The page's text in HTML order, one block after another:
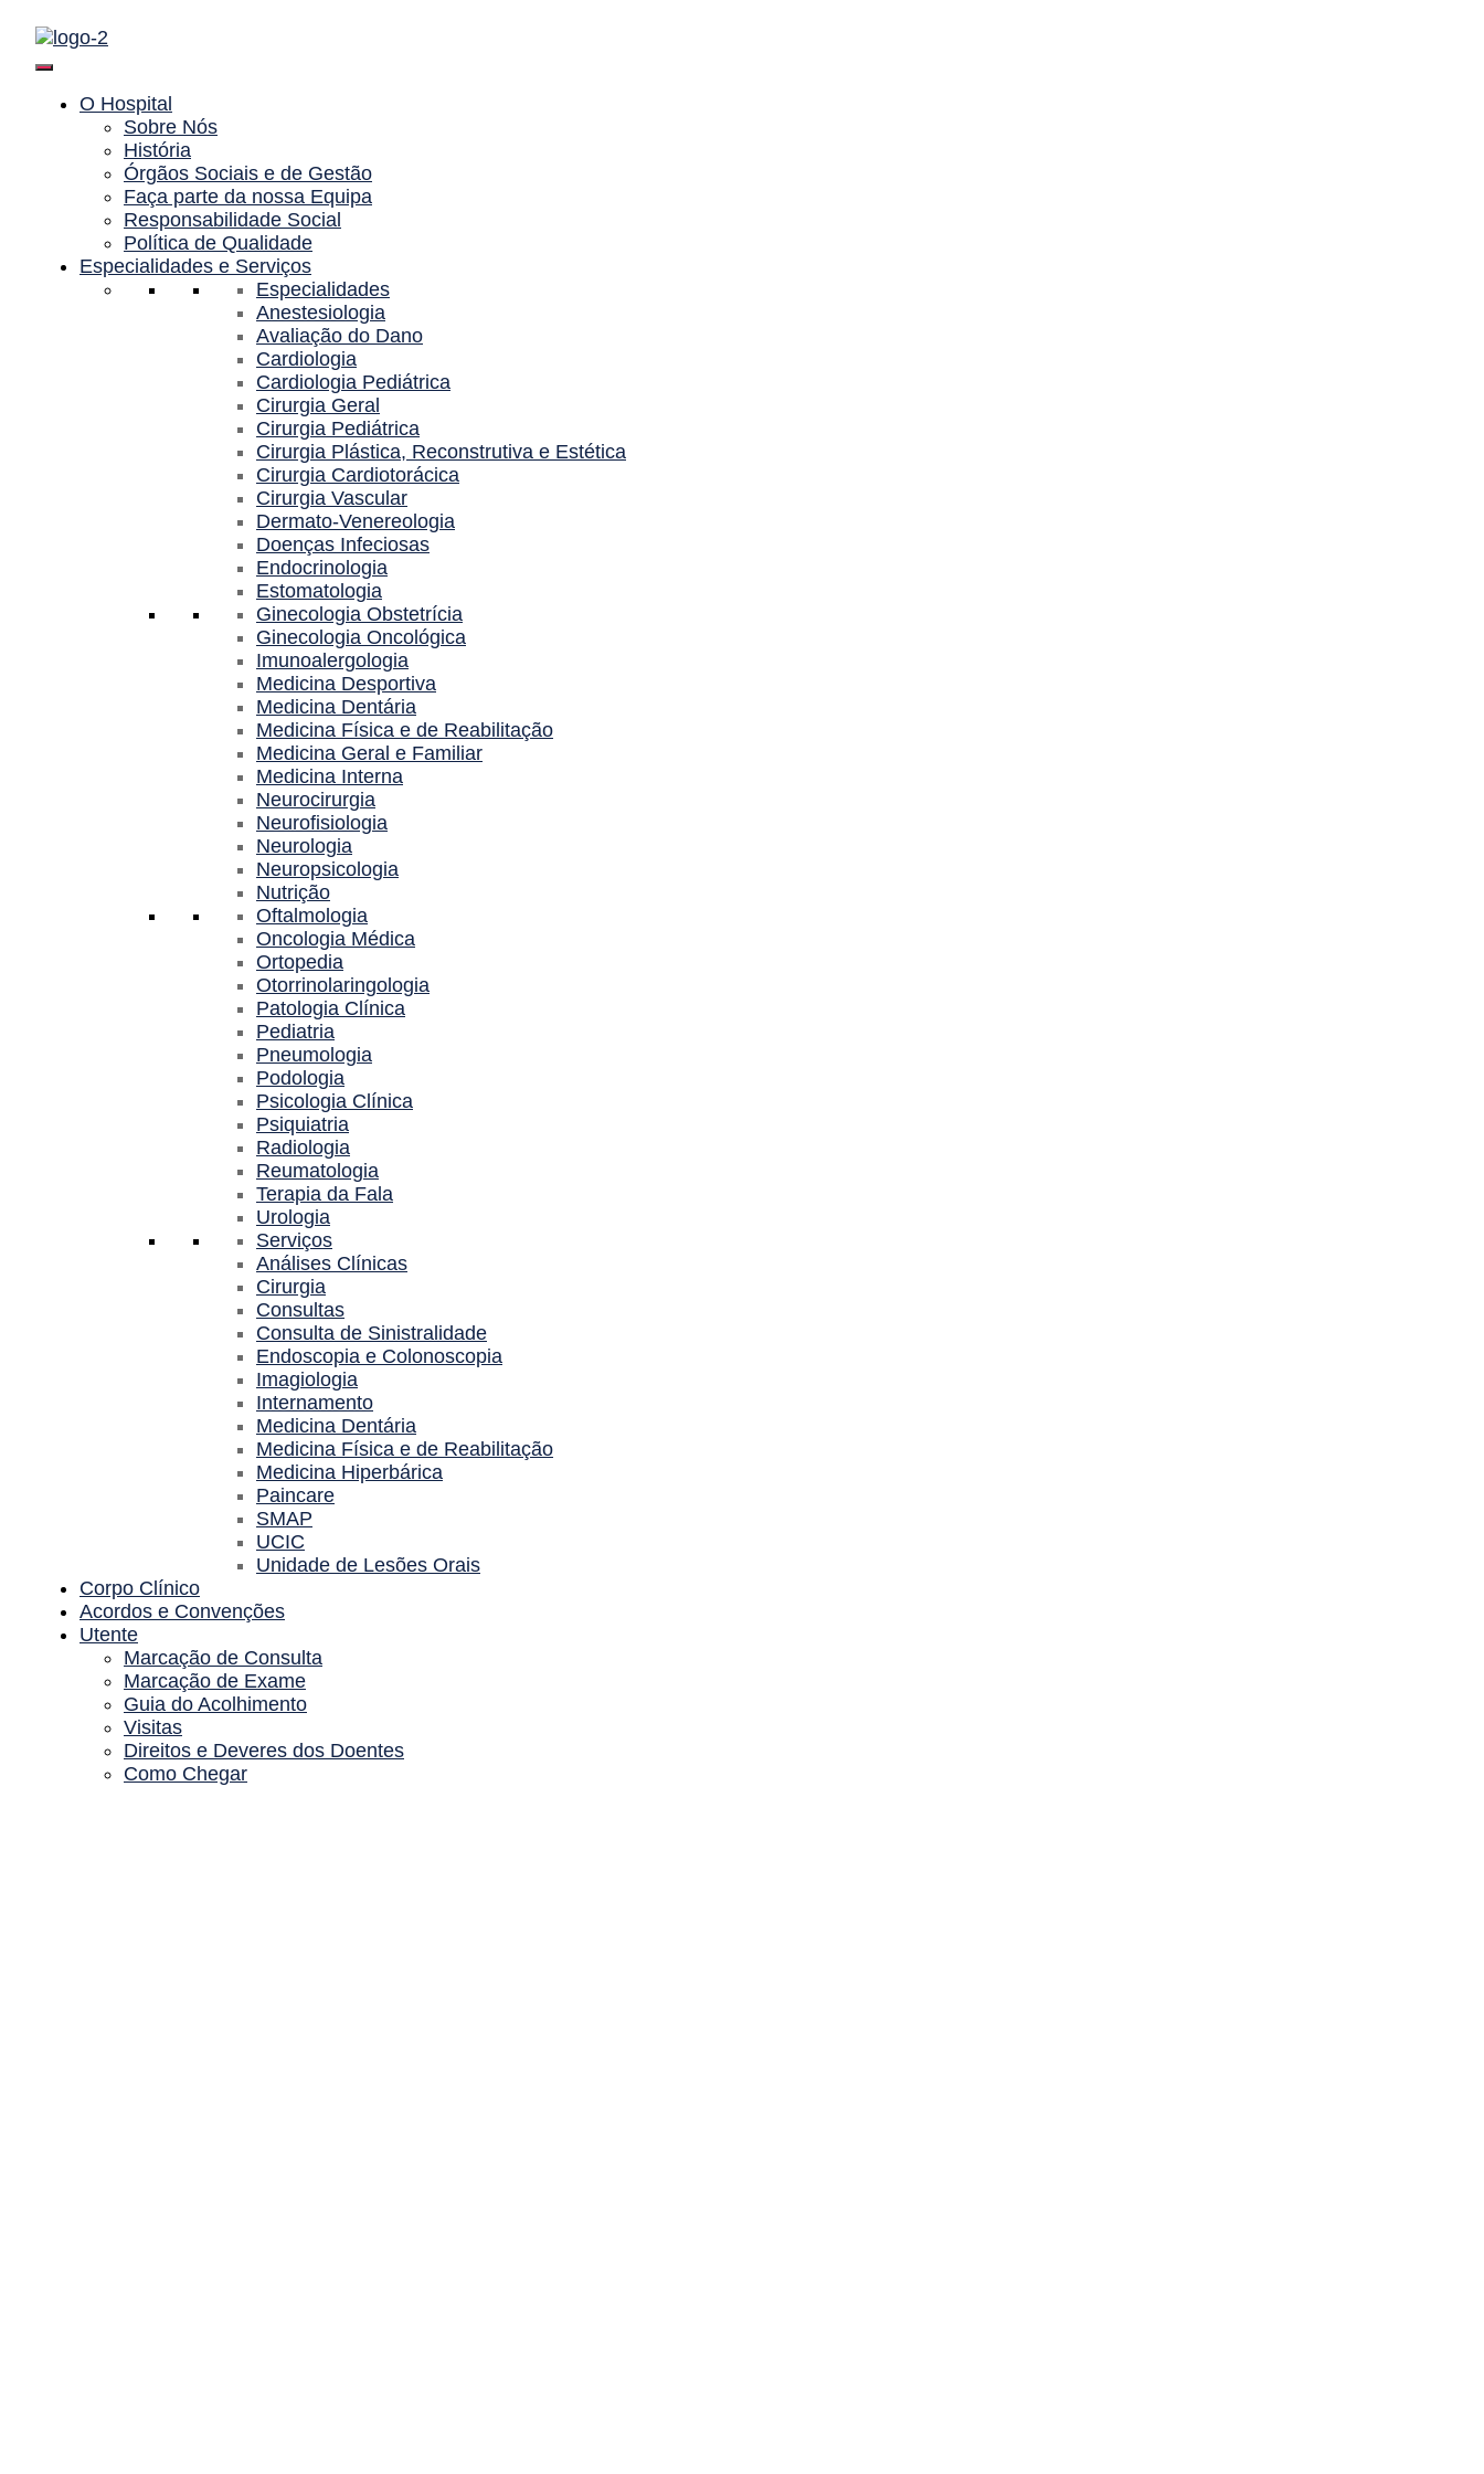
para
O Hospital
Sobre Nós
História
Órgãos Sociais e de Gestão
Faça parte da nossa Equipa
Responsabilidade Social
Política de Qualidade
Especialidades e Serviços
Especialidades
Anestesiologia
Avaliação do Dano
Cardiologia
Cardiologia Pediátrica
Cirurgia Geral
Cirurgia Pediátrica
Cirurgia Plástica, Reconstrutiva e Estética
Cirurgia Cardiotorácica
Cirurgia Vascular
Dermato-Venereologia
Doenças Infeciosas
Endocrinologia
Estomatologia
Ginecologia Obstetrícia
Ginecologia Oncológica
Imunoalergologia
Medicina Desportiva
Medicina Dentária
Medicina Física e de Reabilitação
Medicina Geral e Familiar
Medicina Interna
Neurocirurgia
Neurofisiologia
Neurologia
Neuropsicologia
Nutrição
Oftalmologia
Oncologia Médica
Ortopedia
Otorrinolaringologia
Patologia Clínica
Pediatria
Pneumologia
Podologia
Psicologia Clínica
Psiquiatria
Radiologia
Reumatologia
Terapia da Fala
Urologia
Serviços
Análises Clínicas
Cirurgia
Consultas
Consulta de Sinistralidade
Endoscopia e Colonoscopia
Imagiologia
Internamento
Medicina Dentária
Medicina Física e de Reabilitação
Medicina Hiperbárica
Paincare
SMAP
UCIC
Unidade de Lesões Orais
Corpo Clínico
Acordos e Convenções
Utente
Marcação de Consulta
Marcação de Exame
Guia do Acolhimento
Visitas
Direitos e Deveres dos Doentes
Como Chegar